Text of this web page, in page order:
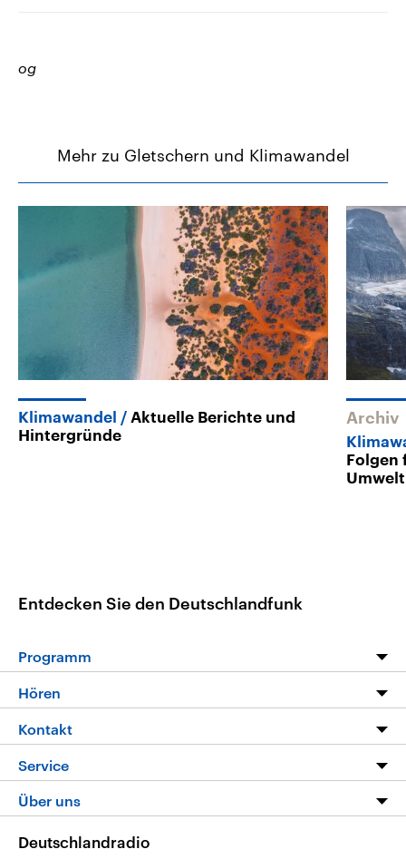
og
Mehr zu Gletschern und Klimawandel
Klimawandel
Aktuelle Berichte und
Hintergründe
Archiv
Folgen
Umwelt
Entdecken Sie den Deutschlandfunk
Programm
Die Nachrichten
Nachrichtenleicht
Neue Beiträge auf dlf.de
Hören
Livestream
Podcasts
Deutschlandfunk App
Nachrichten App
Kontakt
Service
FAQ
Veranstaltungen
Über uns
Deutschlandradio